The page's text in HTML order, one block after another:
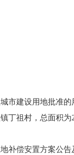
建设用地批准的
丁祖村，总面积为
偿安置方案公告